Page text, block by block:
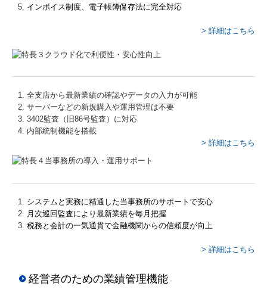
インボイス制度、電子帳簿保存法に完全対応
> 詳細はこちら
全支店から最新業績の確認やデータの入力が可能
サーバーなどの新規購入や運用管理は不要
3402監査（旧86号監査）に対応
内部統制機能を搭載
> 詳細はこちら
システムと実務に精通した当事務所のサポートで安心
月次巡回監査により最新業績を毎月把握
税務と会計の一気通貫で金融機関からの信頼度が向上
> 詳細はこちら
経営者のための業績管理機能